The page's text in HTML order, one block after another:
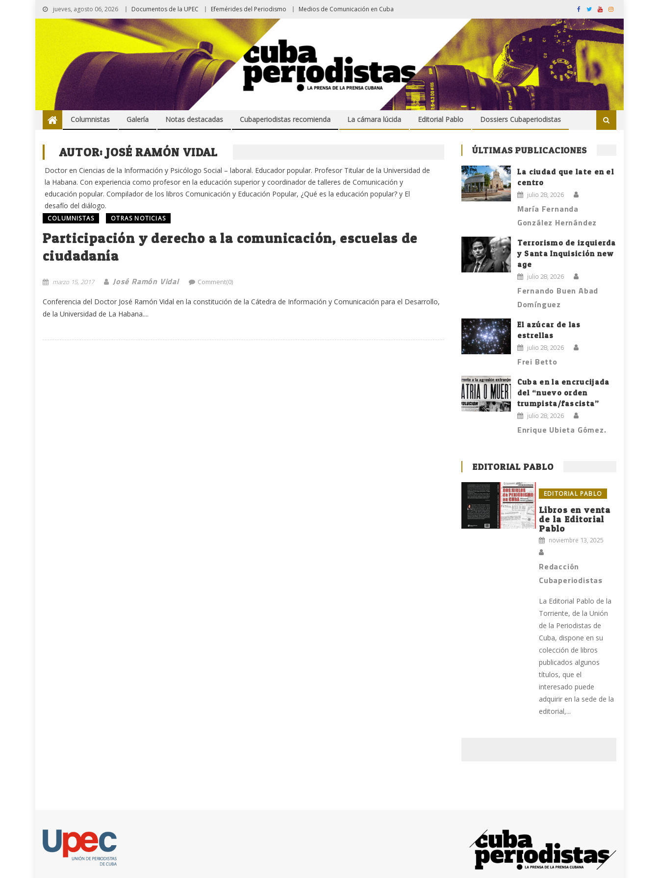
jueves, agosto 06, 2026 Documentos de la UPEC Efemérides del Periodismo Medios de Comunicación en Cuba
Columnistas Galería Notas destacadas Cubaperiodistas recomienda La cámara lúcida Editorial Pablo Dossiers Cubaperiodistas
AUTOR:JOSÉ RAMÓN VIDAL
Doctor en Ciencias de la Información y Psicólogo Social – laboral. Educador popular. Profesor Titular de la Universidad de
la Habana. Con experiencia como profesor en la educación superior y coordinador de talleres de Comunicación y
educación popular. Compilador de los libros Comunicación y Educación Popular, ¿Qué es la educación popular? y El
desafío del diálogo.
COLUMNISTAS OTRAS NOTICIAS
Participación y derecho a la comunicación, escuelas de
ciudadanía
marzo 15, 2017 José Ramón Vidal Comment(0)
Conferencia del Doctor José Ramón Vidal en la constitución de la Cátedra de Información y Comunicación para el Desarrollo,
de la Universidad de La Habana....
ÚLTIMAS PUBLICACIONES
La ciudad que late en el
centro
julio 28, 2026
María Fernanda
González Hernández
Terrorismo de izquierda
y Santa Inquisición new
age
julio 28, 2026
Fernando Buen Abad
Domínguez
El azúcar de las
estrellas
julio 28, 2026
Frei Betto
Cuba en la encrucijada
del “nuevo orden
trumpista/fascista”
julio 28, 2026
Enrique Ubieta Gómez.
EDITORIAL PABLO
EDITORIAL PABLO
Libros en venta
de la Editorial
Pablo
noviembre 13, 2025
Redacción
Cubaperiodistas
La Editorial Pablo de la
Torriente, de la Unión
de la Periodistas de
Cuba, dispone en su
colección de libros
publicados algunos
títulos, que el
interesado puede
adquirir en la sede de la
editorial,...